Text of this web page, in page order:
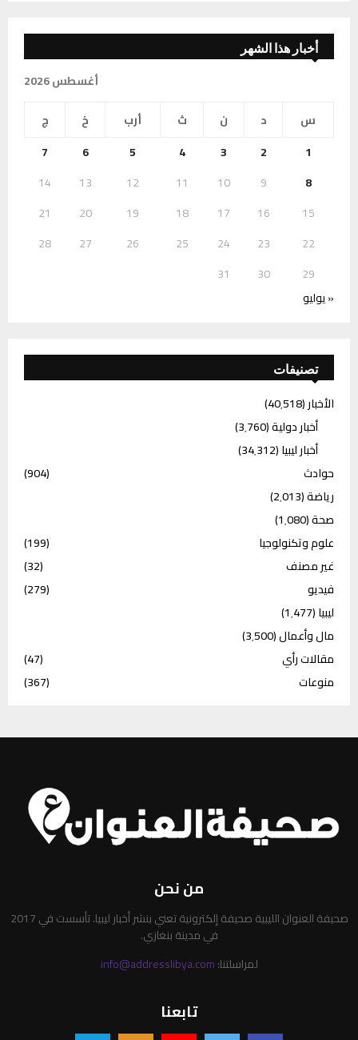
أخبار هذا الشهر
أغسطس 2026
س
د ن ث أرب خ
ج
1
2
3
4
5
6
7
8
9
10
11
12
13
14
15
16
17
18
19
20
21
22
23
24
25
26
27
28
29
30
31
« يوليو
تصنيفات
الأخبار(40٬518)
أخبار دولية(3٬760)
أخبار ليبيا(34٬312)
حوادث
(904)
رياضة(2٬013)
صحة(1٬080)
علوم وتكنولوجيا
(199)
غير مصنف
(32)
فيديو
(279)
ليبيا(1٬477)
مال وأعمال(3٬500)
مقالات رأي
(47)
منوعات
(367)
من نحن
صحيفة العنوان الليبية صحيفة إلكترونية تعني بنشر أخبار ليبيا. تأسست في 2017
في مدينة بنغازي.
لمراسلتنا:info@addresslibya.com
تابعنا